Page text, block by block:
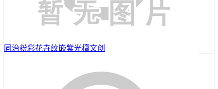
同治粉彩花卉纹嵌紫光檀文创